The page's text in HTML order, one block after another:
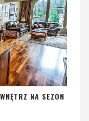
NA SEZON